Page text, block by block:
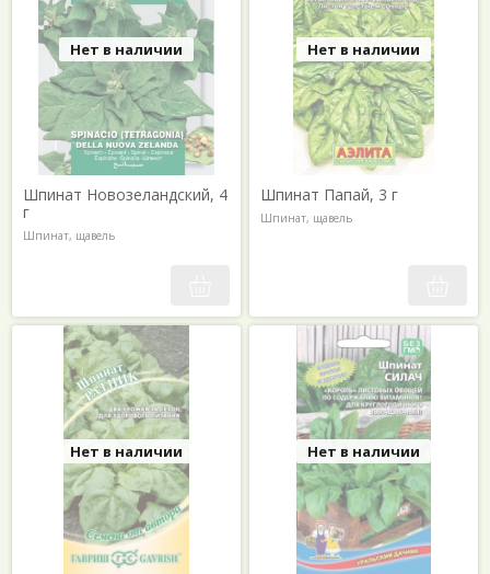
Нет в наличии
Шпинат Новозеландский, 4
г
Шпинат, щавель
Нет в наличии
Шпинат Папай, 3 г
Шпинат, щавель
Нет в наличии Нет в наличии